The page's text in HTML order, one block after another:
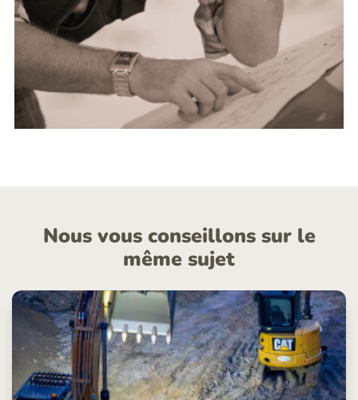
Nous vous conseillons sur le
même sujet